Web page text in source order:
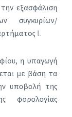
εξασφάλιση
συγκυρίων/
Ι.
η υπαγωγή
με βάση τα
υποβολή της
φορολογίας